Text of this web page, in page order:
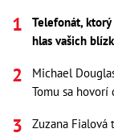
Telefonát,
hlas vašich
Michael
Tomu sa hovorí
Zuzana Fialová